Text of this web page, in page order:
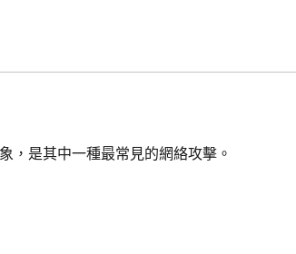
，是其中一種最常見的網絡攻擊。